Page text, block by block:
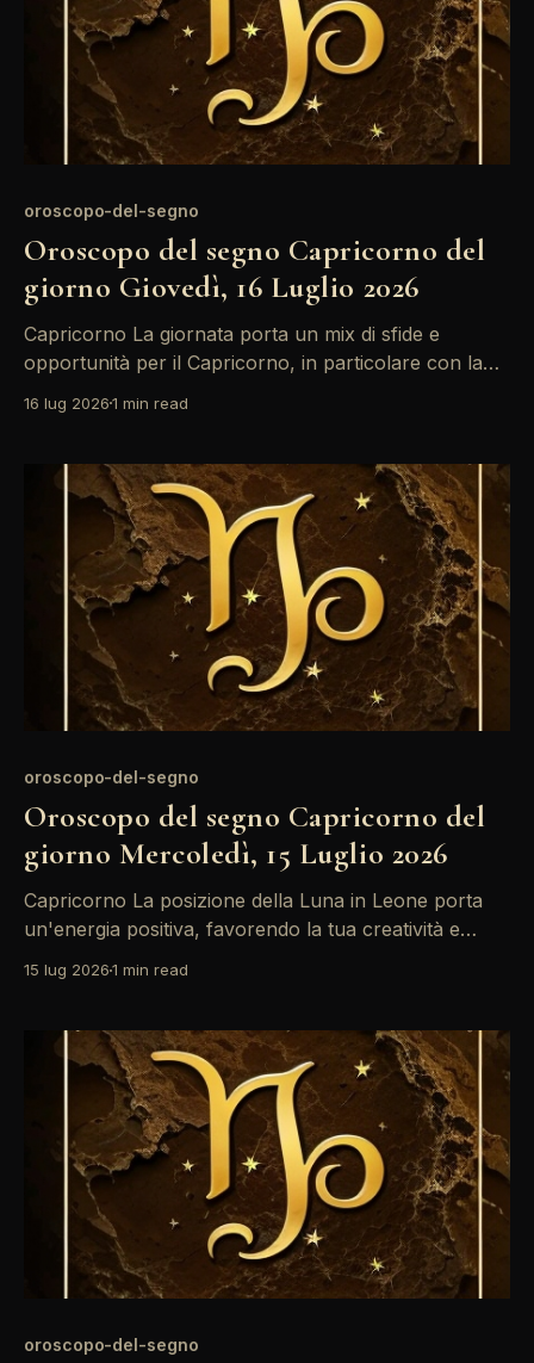
oroscopo-del-segno
Oroscopo del segno Capricorno del
giorno Giovedì, 16 Luglio 2026
Capricorno La giornata porta un mix di sfide e
opportunità per il Capricorno, in particolare con la
è un momento ideale per riflettere su come ti presenti
suggerisce di prestare
16 lug 20261 min read
oroscopo-del-segno
Oroscopo del segno Capricorno del
giorno Mercoledì, 15 Luglio 2026
Capricorno La posizione della Luna in Leone porta
un'energia positiva, favorendo la tua creatività e
Mercurio potrebbe generare confusione nella
eventuali malintesi con pazienza. Una giornata ricca
di emozioni per
15 lug 20261 min read
oroscopo-del-segno